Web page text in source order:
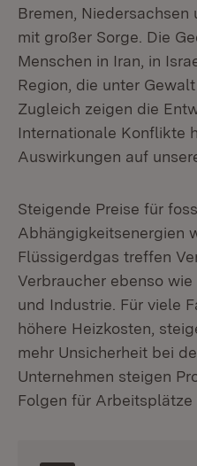
Bremen,
mit großer Sorge. Die
Menschen in Iran, in
Region, die unter
Zugleich zeigen die
Internationale Konflikte
Auswirkungen auf
Steigende Preise für
Abhängigkeitsenergien
Flüssigerdgas treffen
Verbraucher ebenso
und Industrie. Für viele
höhere Heizkosten,
mehr Unsicherheit bei
Unternehmen steigen
Folgen für Arbeitsplätze